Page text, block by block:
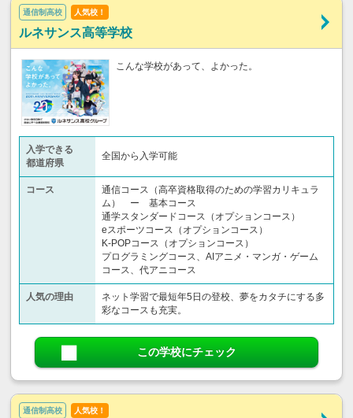
通信制高校 人気校！
ルネサンス高等学校
こんな学校があって、よかった。
入学できる
都道府県
全国から入学可能
コース
通信コース（高卒資格取得のための学習カリキュラ
ム） ー 基本コース
通学スタンダードコース（オプションコース）
eスポーツコース（オプションコース）
K-POPコース（オプションコース）
プログラミングコース、AIアニメ・マンガ・ゲーム
コース、代アニコース
人気の理由
ネット学習で最短年5日の登校、夢をカタチにする多
彩なコースも充実。
この学校にチェック
通信制高校 人気校！